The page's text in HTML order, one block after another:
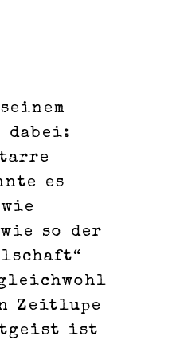
dabei:
es
so der
Zeitlupe
ist